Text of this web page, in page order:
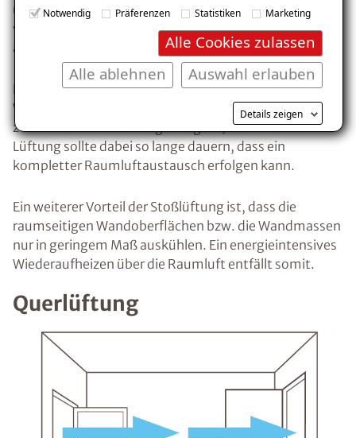
Notwendig Präferenzen Statistiken Marketing
Alle Cookies zulassen
Auswahl erlauben
Alle ablehnen
Details zeigen
und Außentemperaturn die relative Raumluftfeuchte
von 100 auf 53 Prozent in weniger als 3 Minuten
abgesenkt werden kann.
Eine Stoßlüftung muss bei normaler
Wohnraumnutzung erfahrungsgemäß mindestens
zwei- bis dreimal am Tag erfolgen. Jede einzelne
Lüftung sollte dabei so lange dauern, dass ein
kompletter Raumluftaustausch erfolgen kann.
Ein weiterer Vorteil der Stoßlüftung ist, dass die
raumseitigen Wandoberflächen bzw. die Wandmassen
nur in geringem Maß auskühlen. Ein energieintensives
Wiederaufheizen über die Raumluft entfällt somit.
Querlüftung
Kostenlosen Ratgeber anfordern
Voraussetzung für den Erhalt des kostenfreien
Ratgebers ist die Anmeldung zu unserem Newsletter.